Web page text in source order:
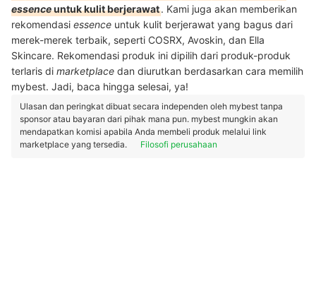
essenceuntuk kulit berjerawat. Kami juga akan memberikan
rekomendasi essence untuk kulit berjerawat yang bagus dari
merek-merek terbaik, seperti COSRX, Avoskin, dan Ella
Skincare. Rekomendasi produk ini dipilih dari produk-produk
terlaris di marketplace dan diurutkan berdasarkan cara memilih
mybest. Jadi, baca hingga selesai, ya!
Ulasan dan peringkat dibuat secara independen oleh mybest tanpa
sponsor atau bayaran dari pihak mana pun. mybest mungkin akan
mendapatkan komisi apabila Anda membeli produk melalui link
marketplace yang tersedia.
Filosofi perusahaan